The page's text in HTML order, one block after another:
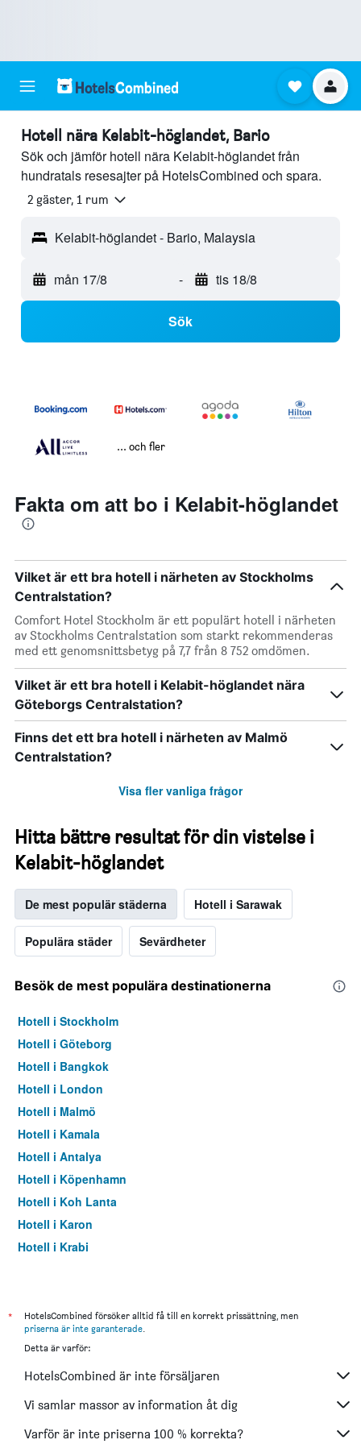
Hotell nära Kelabit-höglandet, Bario
Sök och jämför hotell nära Kelabit-höglandet från
hundratals resesajter på HotelsCombined och spara.
2 gäster, 1 rum
Kelabit-höglandet - Bario, Malaysia
mån 17/8 - tis 18/8
Sök
... och fler
Fakta om att bo i Kelabit-höglandet
Vilket är ett bra hotell i närheten av Stockholms
Centralstation?
Comfort Hotel Stockholm är ett populärt hotell i närheten
av Stockholms Centralstation som starkt rekommenderas
med ett genomsnittsbetyg på 7,7 från 8 752 omdömen.
Vilket är ett bra hotell i Kelabit-höglandet nära
Göteborgs Centralstation?
Finns det ett bra hotell i närheten av Malmö
Centralstation?
Visa fler vanliga frågor
Hitta bättre resultat för din vistelse i
Kelabit-höglandet
De mest populär städerna Hotell i Sarawak
Populära städer Sevärdheter
Besök de mest populära destinationerna
Hotell i Stockholm
Hotell i Göteborg
Hotell i Bangkok
Hotell i London
Hotell i Malmö
Hotell i Kamala
Hotell i Antalya
Hotell i Köpenhamn
Hotell i Koh Lanta
Hotell i Karon
Hotell i Krabi
Hotell i Karlstad
Hotell i Patong
Hotell i Dubai
Hotell i Helsingborg
Hotell i Barcelona
*
HotelsCombined försöker alltid få till en korrekt prissättning, men
priserna är inte garanterade.
Detta är varför:
HotelsCombined är inte försäljaren
Vi samlar massor av information åt dig
Varför är inte priserna 100 % korrekta?